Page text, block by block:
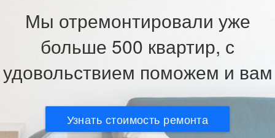
Мы отремонтировали уже
больше 500 квартир, с
удовольствием поможем и вам
Узнать стоимость ремонта